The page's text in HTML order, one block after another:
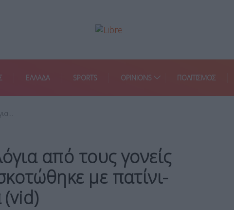
ΕΛΛΑΔΑ SPORTS OPINIONS ΠΟΛΙΤΙΣΜΟΣ
από τους γονείς
με πατίνι-
(vid)